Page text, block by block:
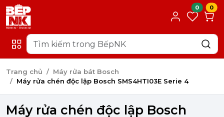
0 0
Trang chủ
Máy rửa bát Bosch
Máy rửa chén độc lập Bosch SMS4HTI03E Serie 4
Máy rửa chén độc lập Bosch